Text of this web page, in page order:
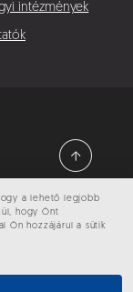
a lehető legjobb
hogy Önt
Ön hozzájárul a sütik
intézmények